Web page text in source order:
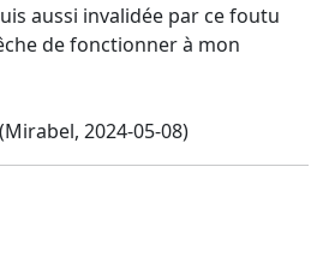
aussi invalidée par ce foutu
de fonctionner à mon
(Mirabel, 2024-05-08)